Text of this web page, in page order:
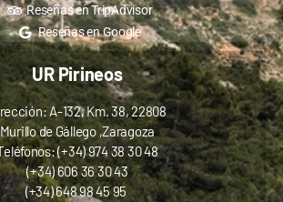
Reseñas en TripAdvisor
Reseñas en Google
UR Pirineos
A-132, Km. 38, 22808
Murillo de Gállego ,Zaragoza
(+34) 974 38 30 48
(+34) 606 36 30 43
(+34) 648 98 45 95